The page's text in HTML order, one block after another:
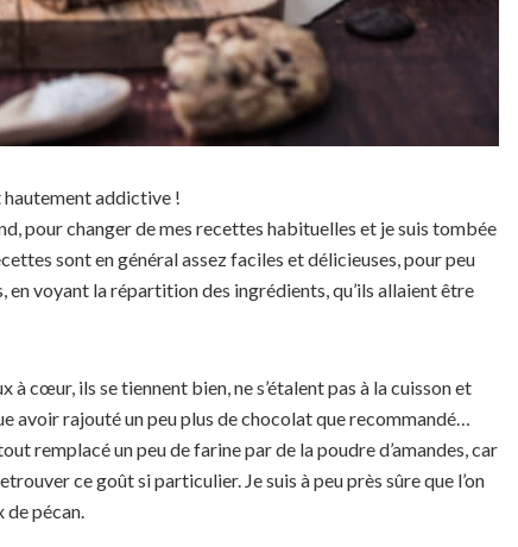
addictive !
pour changer de mes recettes habituelles et je suis tombée
sont en général assez faciles et délicieuses, pour peu
en voyant la répartition des ingrédients, qu’ils allaient être
cœur, ils se tiennent bien, ne s’étalent pas à la cuisson et
avoir rajouté un peu plus de chocolat que recommandé…
remplacé un peu de farine par de la poudre d’amandes, car
ce goût si particulier. Je suis à peu près sûre que l’on
pécan.